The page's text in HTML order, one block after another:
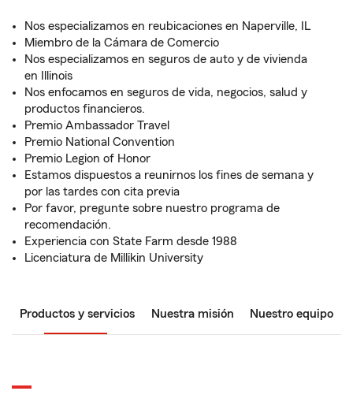
Nos especializamos en reubicaciones en Naperville, IL
Miembro de la Cámara de Comercio
Nos especializamos en seguros de auto y de vivienda
en Illinois
Nos enfocamos en seguros de vida, negocios, salud y
productos financieros.
Premio Ambassador Travel
Premio National Convention
Premio Legion of Honor
Estamos dispuestos a reunirnos los fines de semana y
por las tardes con cita previa
Por favor, pregunte sobre nuestro programa de
recomendación.
Experiencia con State Farm desde 1988
Licenciatura de Millikin University
Productos y servicios Nuestra misión Nuestro equipo